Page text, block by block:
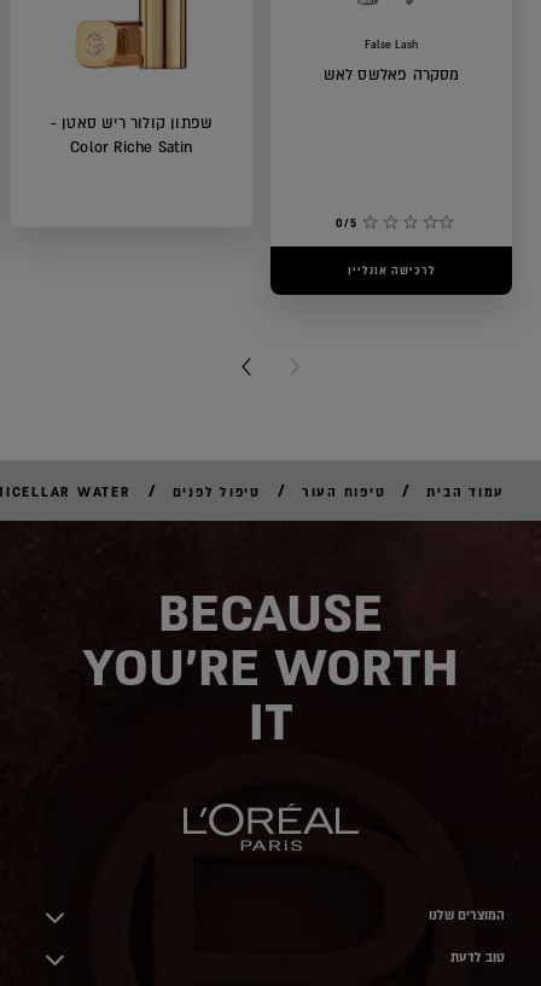
False Lash
מסקרה פאלשס לאש
0/5
לרכישה אונליין
שפתון קולור ריש סאטן -
Color Riche Satin
PREVIOUS CARD
NEXT CARD
עמוד הבית / טיפוח העור / טיפול לפנים /
WATER
BECAUSE
YOU'RE WORTH
IT
המוצרים שלנו
טוב לדעת